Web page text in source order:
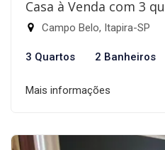
Casa à Venda com 3
Campo Belo, Itapira-SP
3 Quartos 2 Banheiros
Mais informações